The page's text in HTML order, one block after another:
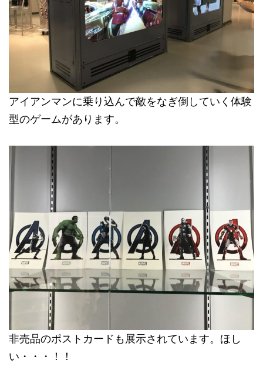
アイアンマンに乗り込んで敵をなぎ倒していく体験
型のゲームがあります。
非売品のポストカードも展示されています。ほし
い・・・！！